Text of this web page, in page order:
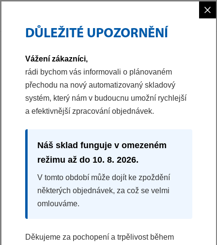
PODVĚSNÝ ODSAVAČ
PEC 1925 AX
Tlačítkové ovládání
3 stupně výkonu
LED osvětlení
KOUPIT
Ihned k odeslání
×
DŮLEŽITÉ UPOZORNĚNÍ
Vážení zákazníci,
rádi bychom vás informovali o plánovaném
přechodu na nový automatizovaný skladový
systém, který nám v budoucnu umožní rychlejší
a efektivnější zpracování objednávek.
Náš sklad funguje v omezeném
režimu až do 10. 8. 2026.
V tomto období může dojít ke zpoždění
některých objednávek, za což se velmi
omlouváme.
Děkujeme za pochopení a trpělivost během